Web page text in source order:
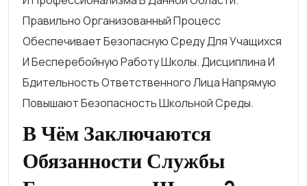
Правильно Организованный Процесс
Обеспечивает Безопасную Среду Для Учащихся
И Бесперебойную Работу Школы. Дисциплина И
Бдительность Ответственного Лица Напрямую
Повышают Безопасность Школьной Среды.
В Чём Заключаются
Обязанности Службы